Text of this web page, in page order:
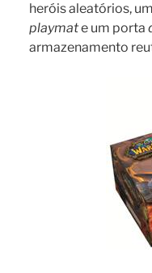
heróis aleatórios,
playmate um porta
armazenamento